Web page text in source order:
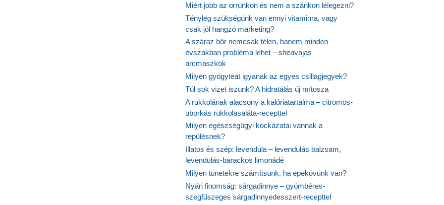
Miért jobb az orrunkon és nem a szánkon lélegezni?
Tényleg szükségünk van ennyi vitaminra, vagy
csak jól hangzó marketing?
A száraz bőr nemcsak télen, hanem minden
évszakban probléma lehet – sheavajas
arcmaszkok
Milyen gyógyteát igyanak az egyes csillagjegyek?
Túl sok vizet iszunk? A hidratálás új mítosza
A rukkolának alacsony a kalóriatartalma – citromos-
uborkás rukkolasaláta-recepttel
Milyen egészségügyi kockázatai vannak a
repülésnek?
Illatos és szép: levendula – levendulás balzsam,
levendulás-barackos limonádé
Milyen tünetekre számítsunk, ha epekövünk van?
Nyári finomság: sárgadinnye – gyömbéres-
szegfűszeges sárgadinnyedesszert-recepttel